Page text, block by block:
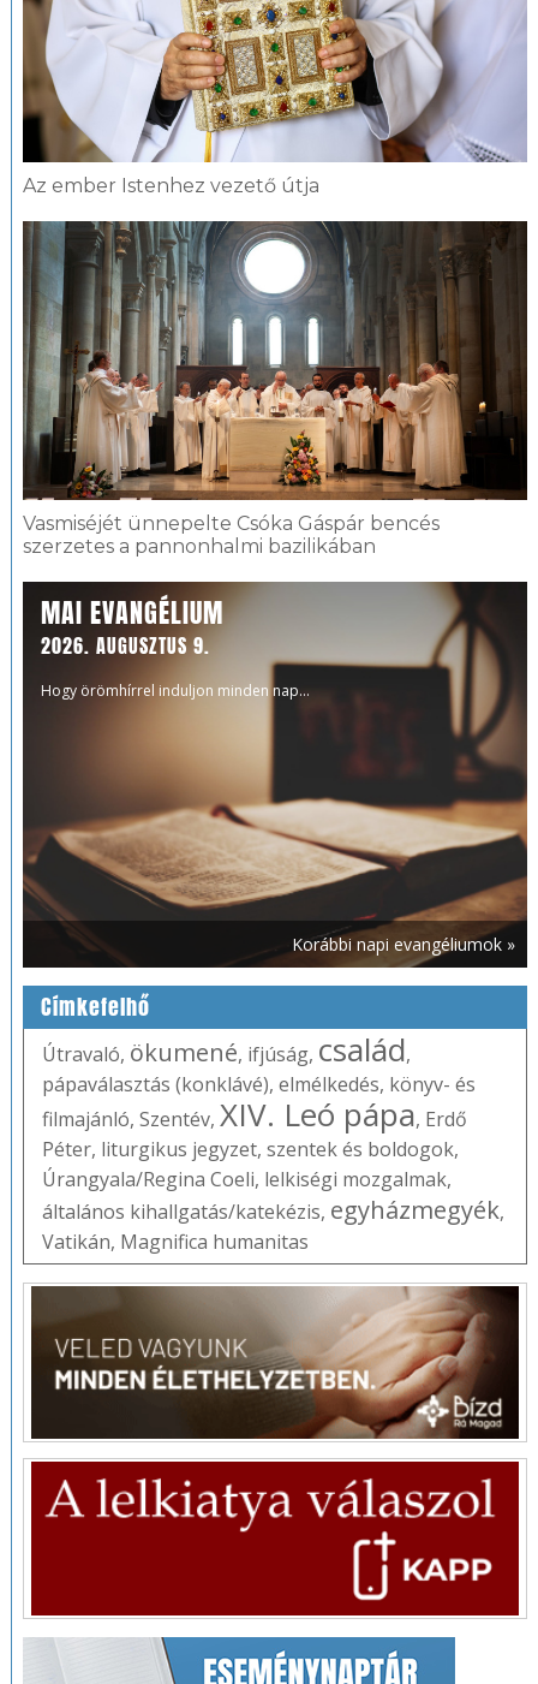
Az ember Istenhez vezető útja
Vasmiséjét ünnepelte Csóka Gáspár bencés
szerzetes a pannonhalmi bazilikában
MAI EVANGÉLIUM
2026. AUGUSZTUS 9.
Hogy örömhírrel induljon minden nap...
Korábbi napi evangéliumok »
Címkefelhő
Útravaló, ökumené, ifjúság, család,
pápaválasztás (konklávé), elmélkedés, könyv- és
filmajánló, Szentév, XIV. Leó pápa, Erdő
Péter, liturgikus jegyzet, szentek és boldogok,
Úrangyala/Regina Coeli, lelkiségi mozgalmak,
általános kihallgatás/katekézis, egyházmegyék,
Vatikán, Magnifica humanitas